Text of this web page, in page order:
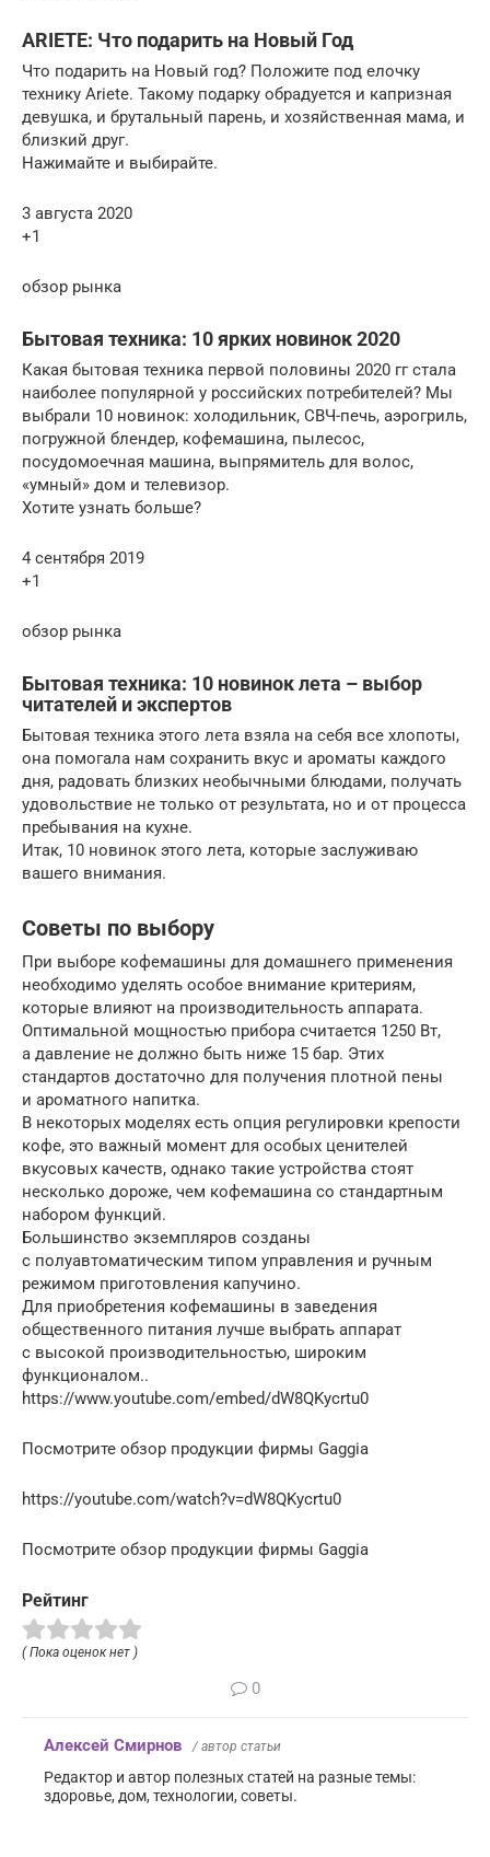
ARIETE: Что подарить на Новый Год
Что подарить на Новый год? Положите под елочку
технику Ariete. Такому подарку обрадуется и капризная
девушка, и брутальный парень, и хозяйственная мама, и
близкий друг.
Нажимайте и выбирайте.
3 августа 2020
+1
обзор рынка
Бытовая техника: 10 ярких новинок 2020
Какая бытовая техника первой половины 2020 гг стала
наиболее популярной у российских потребителей? Мы
выбрали 10 новинок: холодильник, СВЧ-печь, аэрогриль,
погружной блендер, кофемашина, пылесос,
посудомоечная машина, выпрямитель для волос,
«умный» дом и телевизор.
Хотите узнать больше?
4 сентября 2019
+1
обзор рынка
Бытовая техника: 10 новинок лета – выбор
читателей и экспертов
Бытовая техника этого лета взяла на себя все хлопоты,
она помогала нам сохранить вкус и ароматы каждого
дня, радовать близких необычными блюдами, получать
удовольствие не только от результата, но и от процесса
пребывания на кухне.
Итак, 10 новинок этого лета, которые заслуживаю
вашего внимания.
Советы по выбору
При выборе кофемашины для домашнего применения
необходимо уделять особое внимание критериям,
которые влияют на производительность аппарата.
Оптимальной мощностью прибора считается 1250 Вт,
а давление не должно быть ниже 15 бар. Этих
стандартов достаточно для получения плотной пены
и ароматного напитка.
В некоторых моделях есть опция регулировки крепости
кофе, это важный момент для особых ценителей
вкусовых качеств, однако такие устройства стоят
несколько дороже, чем кофемашина со стандартным
набором функций.
Большинство экземпляров созданы
с полуавтоматическим типом управления и ручным
режимом приготовления капучино.
Для приобретения кофемашины в заведения
общественного питания лучше выбрать аппарат
с высокой производительностью, широким
функционалом..
https://www.youtube.com/embed/dW8QKycrtu0
Посмотрите обзор продукции фирмы Gaggia
https://youtube.com/watch?v=dW8QKycrtu0
Посмотрите обзор продукции фирмы Gaggia
Рейтинг
( Пока оценок нет )
0
Алексей Смирнов / автор статьи
Редактор и автор полезных статей на разные темы:
здоровье, дом, технологии, советы.